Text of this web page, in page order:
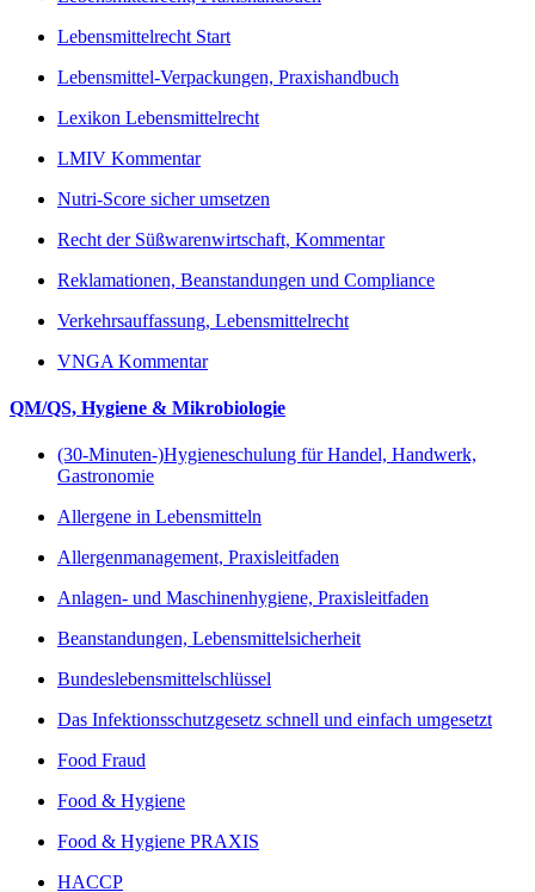
Lebensmittelrecht Start
Lebensmittel-Verpackungen, Praxishandbuch
Lexikon Lebensmittelrecht
LMIV Kommentar
Nutri-Score sicher umsetzen
Recht der Süßwarenwirtschaft, Kommentar
Reklamationen, Beanstandungen und Compliance
Verkehrsauffassung, Lebensmittelrecht
VNGA Kommentar
QM/QS, Hygiene & Mikrobiologie
(30-Minuten-)Hygieneschulung für Handel, Handwerk,
Gastronomie
Allergene in Lebensmitteln
Allergenmanagement, Praxisleitfaden
Anlagen- und Maschinenhygiene, Praxisleitfaden
Beanstandungen, Lebensmittelsicherheit
Bundeslebensmittelschlüssel
Das Infektionsschutzgesetz schnell und einfach umgesetzt
Food Fraud
Food & Hygiene
Food & Hygiene PRAXIS
HACCP